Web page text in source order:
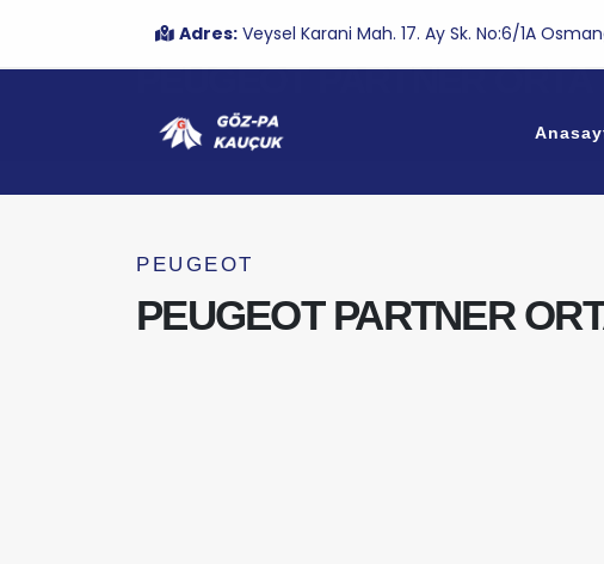
Adres: Veysel Karani Mah. 17. Ay Sk. No:6/1A
PEUGEOT PARTNER
PEUGEOT
PEUGEOT PARTNER